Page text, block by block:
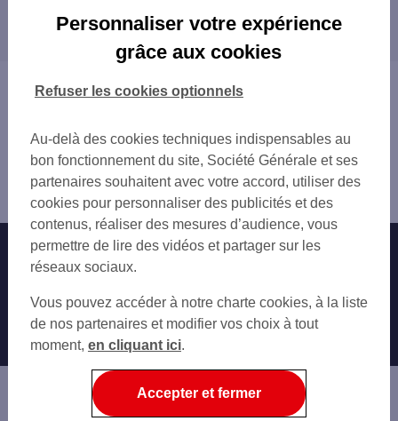
FONTAINE LA MALLET
E.LECLERC GONFREVILLE
LE HAVRE CAUCRIAUVILLE
LE HAVRE GRAVILLE
LE HAVRE 4 PL DE LA LIBERTE
LE HAVRE JENNER
MONT GAILLARD GALLERIE
LE HAVRE A.BRIAND
LE HAVRE 225-227 RUE ARISTIDE BRIAN
GARE LE HAVRE
LE HAVRE SANVIC
TMP LE HAVRE LES HALLES
LE HAVRE 25 AV RENE COTY
LE HAVRE 11 QUAI DE LA MARNE
proximité
Vous êtes ici : Accueil
Montivilliers
Distributeur/automate LE HAVRE C.HOSPITAL MONOD
Nos engagements Nous contacter
Autres sites SG
Professionnels
Entreprises
Associations
Banque privée
Personnaliser votre expérience
grâce aux cookies
Au-delà des cookies techniques indispensables au
bon fonctionnement du site, Société Générale et ses
partenaires souhaitent avec votre accord, utiliser des
cookies pour personnaliser des publicités et des
contenus, réaliser des mesures d’audience, vous
permettre de lire des vidéos et partager sur les
réseaux sociaux.
Vous pouvez accéder à notre charte cookies, à la liste
de nos partenaires et modifier vos choix à tout
moment, en cliquant ici.
Refuser les cookies optionnels
Accepter et fermer